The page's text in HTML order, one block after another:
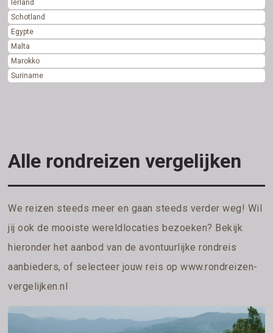
Ierland
Schotland
Egypte
Malta
Marokko
Suriname
Alle rondreizen vergelijken
We reizen steeds meer en gaan steeds verder weg! Wil
jij ook de mooiste wereldlocaties bezoeken? Bekijk
hieronder het aanbod van de avontuurlijke rondreis
aanbieders, of selecteer jouw reis opwww.rondreizen-
vergelijken.nl